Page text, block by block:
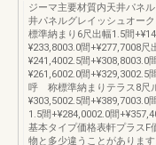
ジーマ主要材質内天井パネ
井パネルグレイッシュオー
標準納まり6尺出幅1.5間
¥233,8003.0間+¥277,7008尺
¥241,4002.5間+¥308,8003.0
¥261,6002.0間+¥329,3002.5
呼 称標準納まりテラス8尺
¥303,5002.5間+¥389,7003.0
1.5間+¥284,0002.0間
基本タイプ価格表軒プラスF
物と多少違うことがありま